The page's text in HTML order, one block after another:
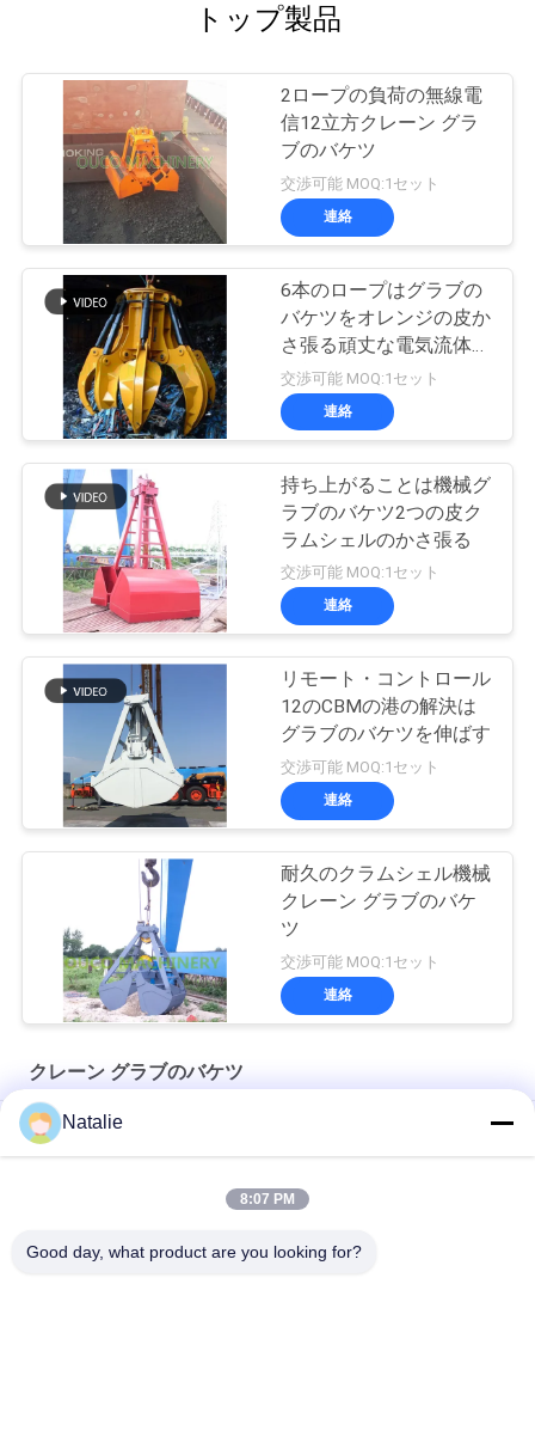
トップ製品
2ロープの負荷の無線電
信12立方クレーン グラ
ブのバケツ
交渉可能 MOQ:1セット
連絡
6本のロープはグラブの
バケツをオレンジの皮か
さ張る頑丈な電気流体式
の貨物伸ばす
交渉可能 MOQ:1セット
連絡
持ち上がることは機械グ
ラブのバケツ2つの皮ク
ラムシェルのかさ張る
交渉可能 MOQ:1セット
連絡
リモート・コントロール
12のCBMの港の解決は
グラブのバケツを伸ばす
交渉可能 MOQ:1セット
連絡
耐久のクラムシェル機械
クレーン グラブのバケ
ツ
交渉可能 MOQ:1セット
連絡
クレーン グラブのバケツ
8m3 ワイヤレス遠隔制御バルクグラブ
Natalie
8:07 PM
Good day, what product are you looking for?